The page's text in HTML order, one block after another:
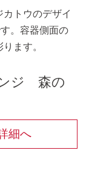
トウのデザイ
。容器側面の
ます。
ジ 森の
細へ